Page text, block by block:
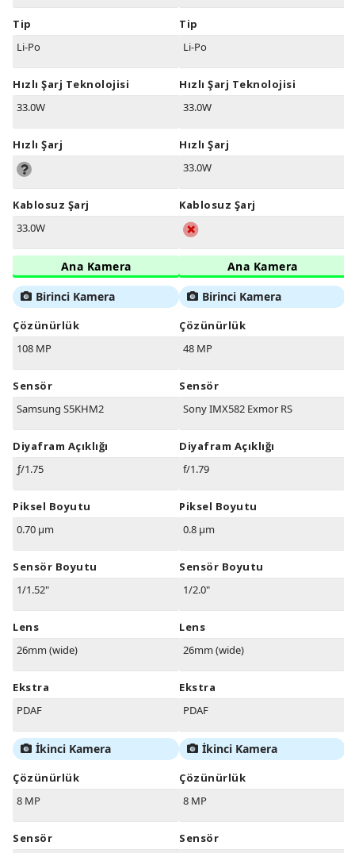
Tip
Li-Po
Hızlı Şarj Teknolojisi
33.0W
Hızlı Şarj
Kablosuz Şarj
33.0W
Ana Kamera
Birinci Kamera
Çözünürlük
108 MP
Sensör
Samsung S5KHM2
Diyafram Açıklığı
ƒ/1.75
Piksel Boyutu
0.70 µm
Sensör Boyutu
1/1.52"
Lens
26mm (wide)
Ekstra
PDAF
İkinci Kamera
Çözünürlük
8 MP
Sensör
Tip
Li-Po
Hızlı Şarj Teknolojisi
33.0W
Hızlı Şarj
33.0W
Kablosuz Şarj
Ana Kamera
Birinci Kamera
Çözünürlük
48 MP
Sensör
Sony IMX582 Exmor RS
Diyafram Açıklığı
f/1.79
Piksel Boyutu
0.8 µm
Sensör Boyutu
1/2.0"
Lens
26mm (wide)
Ekstra
PDAF
İkinci Kamera
Çözünürlük
8 MP
Sensör